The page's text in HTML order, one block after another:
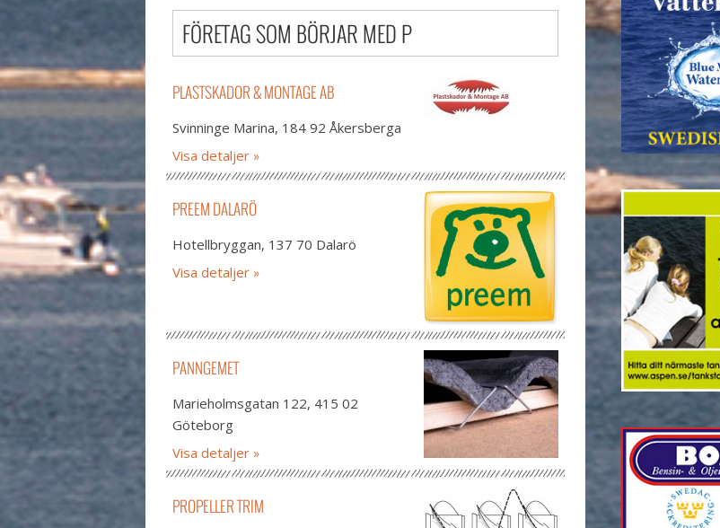
U V W X Y Z #
FÖRETAG SOM BÖRJAR MED P
PLASTSKADOR & MONTAGE AB
Svinninge Marina, 184 92 Åkersberga
Visa detaljer
PREEM DALARÖ
Hotellbryggan, 137 70 Dalarö
Visa detaljer
PANNGEMET
Marieholmsgatan 122, 415 02
Göteborg
Visa detaljer
PROPELLER TRIM